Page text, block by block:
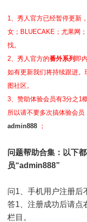
1、秀人官方已经暂停更新
女；BLUECAKE；尤果网
找。
2、 秀人官方的番外系列 即
如有更新我们将持续跟进
图社区。
3、赞助体验会员有3分之1
所以请不要多次搞体验会员
admin888 ；
问题帮助合集 ：以下
员“admin888”
问1、手机用户注册后
答1、注册成功后请点
栏目。